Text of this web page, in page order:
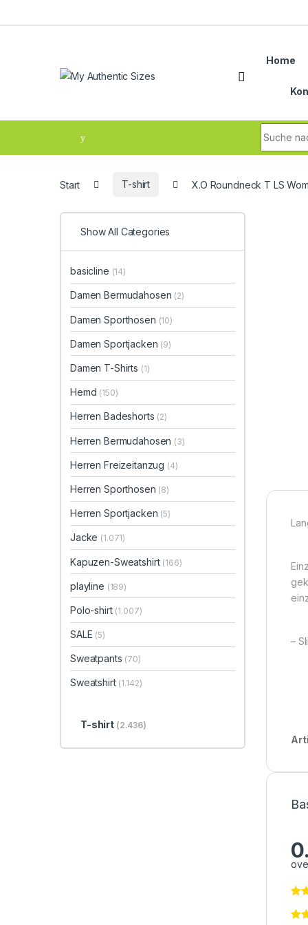
Home
Start T-shirt X.O Roundneck T LS
–
Show All Categories
basicline (14)
Damen Bermudahosen (2)
Damen Sporthosen (10)
Damen Sportjacken (9)
Damen T-Shirts (1)
Hemd (150)
Herren Badeshorts (2)
Herren Bermudahosen (3)
Herren Freizeitanzug (4)
Herren Sporthosen (8)
Herren Sportjacken (5)
Jacke (1.071)
Kapuzen-Sweatshirt (166)
playline (189)
Polo-shirt (1.007)
SALE (5)
Sweatpants (70)
Sweatshirt (1.142)
T-shirt (2.436)